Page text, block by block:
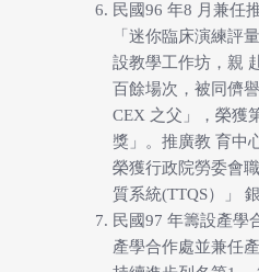
民國96 年8 月兼任
「迷你臨床演練評
設教學工作坊，親
百餘場次，被同儕
CEX 之父」，榮獲
獎」。推廣教 育中
榮獲行政院勞委會
質系統(TTQS）」
民國97 年籌設產學
產學合作處並兼任